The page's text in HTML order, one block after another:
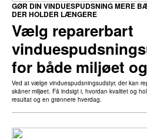
Vælg reparerbart
for både miljøet
GØR DIN VINDUESPUDSNING MERE
DER HOLDER LÆNGERE
Ved at vælge vinduespudsningsudstyr, der kan
skåner miljøet. Få indsigt i, hvordan kvalitet og
resultat og en grønnere hverdag.